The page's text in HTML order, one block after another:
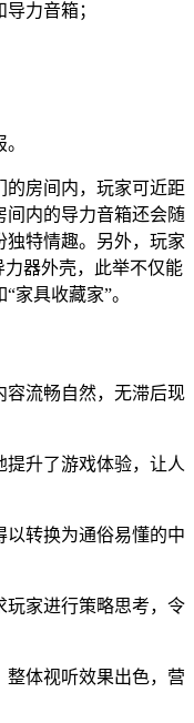
力音箱；
的房间内，玩家可近距
间内的导力音箱还会随
特情趣。另外，玩家
力器外壳，此举不仅能
家具收藏家”。
容流畅自然，无滞后现
升了游戏体验，让人
转换为通俗易懂的中
玩家进行策略思考，令
体视听效果出色，营